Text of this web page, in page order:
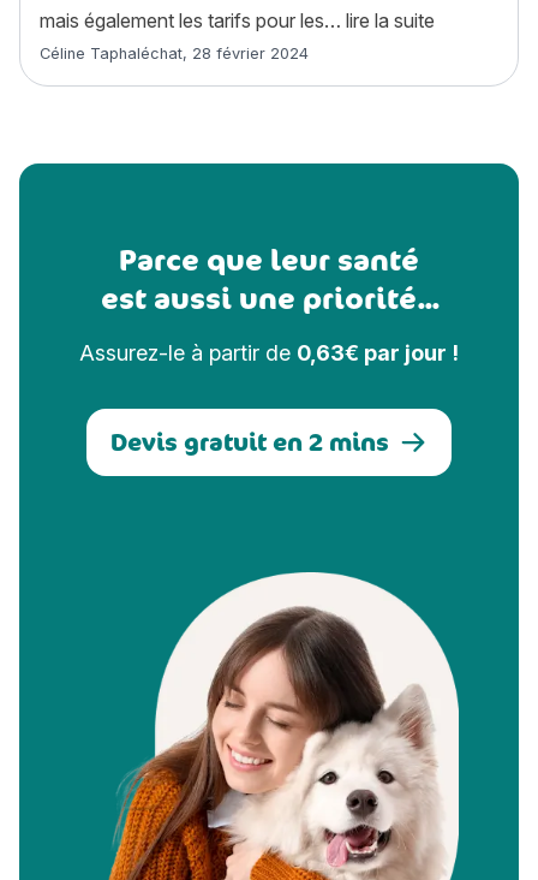
mais également les tarifs pour les… lire la suite
Article rédigé par
Céline Taphaléchat, 28 février 2024
Parce que leur santé
est aussi une priorité...
Assurez-le à partir de 0,63€ par jour !
Devis gratuit en 2 mins